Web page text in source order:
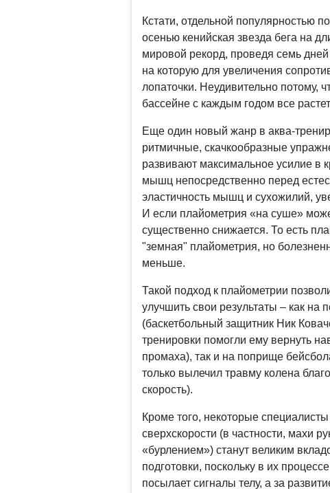
Кстати, отдельной популярностью
осенью кенийская звезда бега на
мировой рекорд, проведя семь
на которую для увеличения
лопаточки. Неудивительно потому,
бассейне с каждым годом все
Еще один новый жанр в аква-
ритмичные, скачкообразные
развивают максимальное усилие в
мышц непосредственно перед
эластичность мышц и сухожилий,
И если плайометрия «на суше»
существенно снижается. То есть
"земная" плайометрия, но
меньше.
Такой подход к плайометрии
улучшить свои результаты – как на
(баскетбольный защитник Ник
тренировки помогли ему вернуть
промаха), так и на поприще
только вылечил травму колена
скорость).
Кроме того, некоторые
сверхскорости (в частности, махи
«бурлением») станут великим
подготовки, поскольку в их
посылает сигналы телу, а за